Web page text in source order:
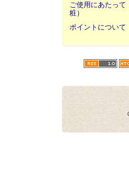
ご使用にあたって
粧）
ポイントについて